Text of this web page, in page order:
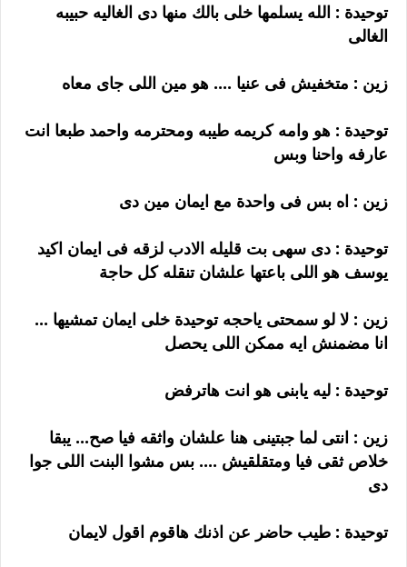
توحيدة : الله يسلمها خلى بالك منها دى الغاليه حبيبه
الغالى
زين : متخفيش فى عنيا .... هو مين اللى جاى معاه
توحيدة : هو وامه كريمه طيبه ومحترمه واحمد طبعا انت
عارفه واحنا وبس
زين : اه بس فى واحدة مع ايمان مين دى
توحيدة : دى سهى بت قليله الادب لزقه فى ايمان اكيد
يوسف هو اللى باعتها علشان تنقله كل حاجة
زين : لا لو سمحتى ياحجه توحيدة خلى ايمان تمشيها ...
انا مضمنش ايه ممكن اللى يحصل
توحيدة : ليه يابنى هو انت هاترفض
زين : انتى لما جبتينى هنا علشان واثقه فيا صح... يبقا
خلاص ثقى فيا ومتقلقيش .... بس مشوا البنت اللى جوا
دى
توحيدة : طيب حاضر عن اذنك هاقوم اقول لايمان